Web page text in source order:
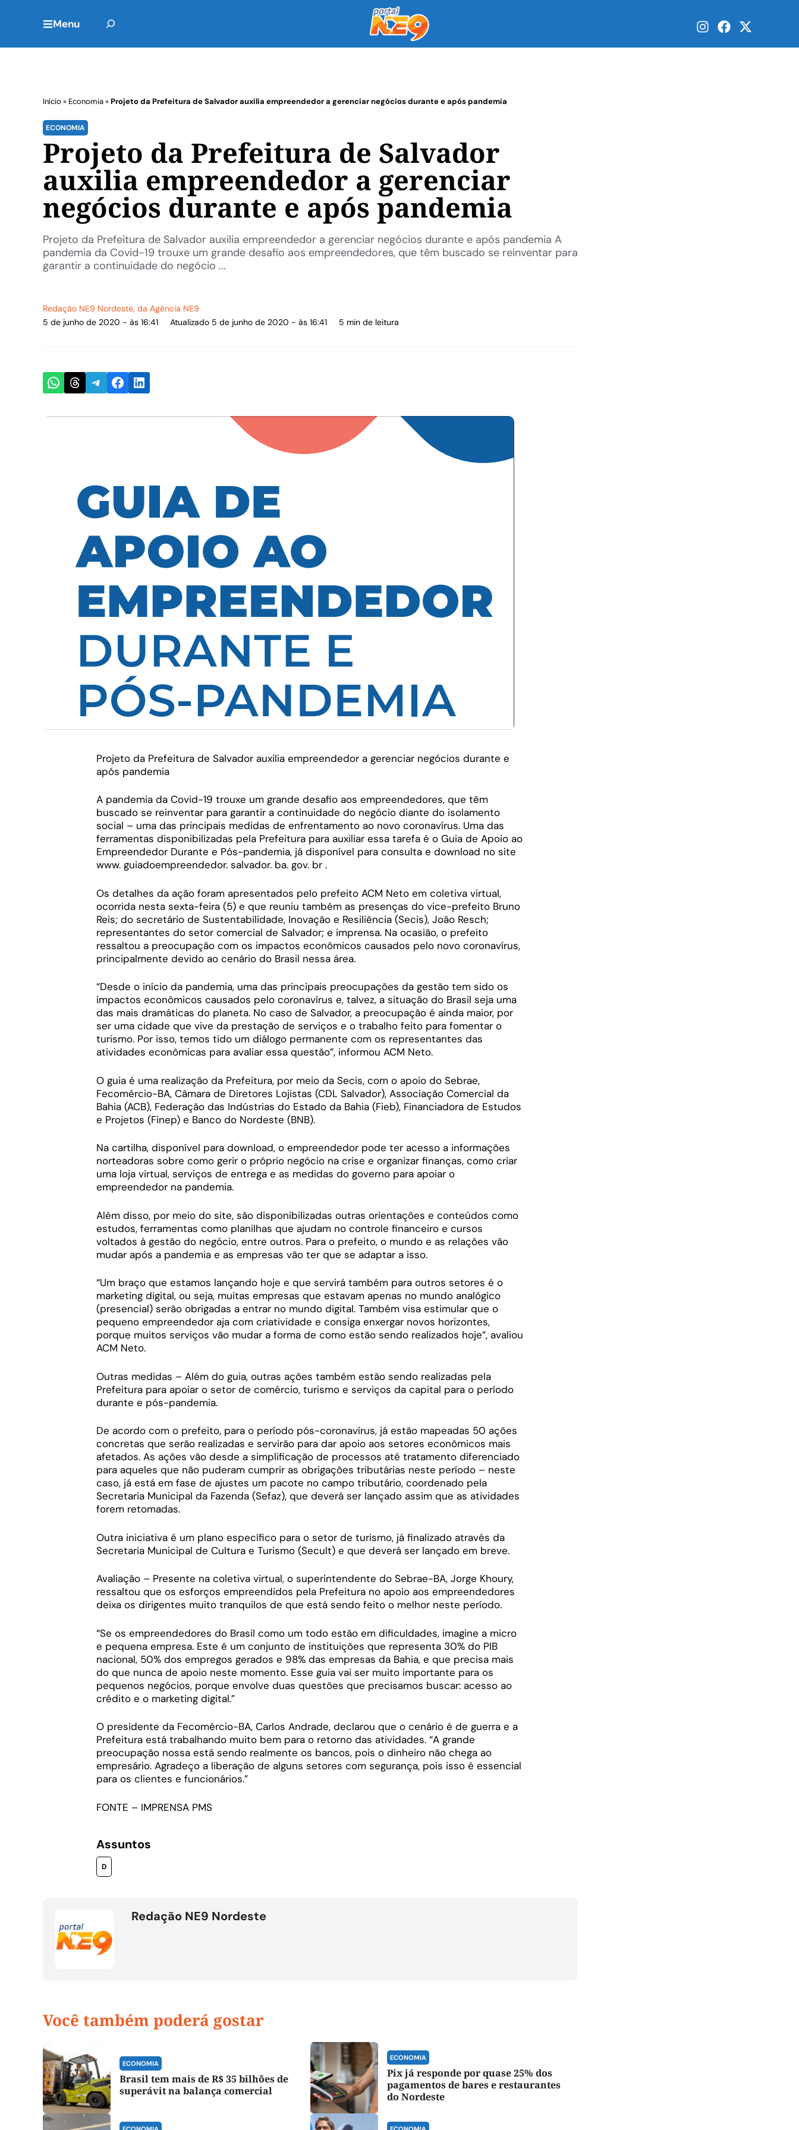
Menu
Início » Economia»Projeto da Prefeitura de Salvador auxilia empreendedor a gerenciar negócios durante e após pandemia
ECONOMIA
Projeto da Prefeitura de Salvador
auxilia empreendedor a gerenciar
negócios durante e após pandemia
Projeto da Prefeitura de Salvador auxilia empreendedor a gerenciar negócios durante e após pandemia A
pandemia da Covid-19 trouxe um grande desafio aos empreendedores, que têm buscado se reinventar para
garantir a continuidade do negócio ...
Redação NE9 Nordeste, da Agência NE9
5 de junho de 2020 - às 16:41
Atualizado 5 de junho de 2020 - às 16:41 5 min de leitura
Share on WhatsApp
Share on Threads
Share on Telegram
Share on Facebook
Share on LinkedIn
Projeto da Prefeitura de Salvador auxilia empreendedor a gerenciar negócios durante e
após pandemia
A pandemia da Covid-19 trouxe um grande desafio aos empreendedores, que têm
buscado se reinventar para garantir a continuidade do negócio diante do isolamento
social – uma das principais medidas de enfrentamento ao novo coronavírus. Uma das
ferramentas disponibilizadas pela Prefeitura para auxiliar essa tarefa é o Guia de Apoio ao
Empreendedor Durante e Pós-pandemia, já disponível para consulta e download no site
www. guiadoempreendedor. salvador. ba. gov. br .
Os detalhes da ação foram apresentados pelo prefeito ACM Neto em coletiva virtual,
ocorrida nesta sexta-feira (5) e que reuniu também as presenças do vice-prefeito Bruno
Reis; do secretário de Sustentabilidade, Inovação e Resiliência (Secis), João Resch;
representantes do setor comercial de Salvador; e imprensa. Na ocasião, o prefeito
ressaltou a preocupação com os impactos econômicos causados pelo novo coronavírus,
principalmente devido ao cenário do Brasil nessa área.
“Desde o início da pandemia, uma das principais preocupações da gestão tem sido os
impactos econômicos causados pelo coronavírus e, talvez, a situação do Brasil seja uma
das mais dramáticas do planeta. No caso de Salvador, a preocupação é ainda maior, por
ser uma cidade que vive da prestação de serviços e o trabalho feito para fomentar o
turismo. Por isso, temos tido um diálogo permanente com os representantes das
atividades econômicas para avaliar essa questão”, informou ACM Neto.
O guia é uma realização da Prefeitura, por meio da Secis, com o apoio do Sebrae,
Fecomércio-BA, Câmara de Diretores Lojistas (CDL Salvador), Associação Comercial da
Bahia (ACB), Federação das Indústrias do Estado da Bahia (Fieb), Financiadora de Estudos
e Projetos (Finep) e Banco do Nordeste (BNB).
Na cartilha, disponível para download, o empreendedor pode ter acesso a informações
norteadoras sobre como gerir o próprio negócio na crise e organizar finanças, como criar
uma loja virtual, serviços de entrega e as medidas do governo para apoiar o
empreendedor na pandemia.
Além disso, por meio do site, são disponibilizadas outras orientações e conteúdos como
estudos, ferramentas como planilhas que ajudam no controle financeiro e cursos
voltados à gestão do negócio, entre outros. Para o prefeito, o mundo e as relações vão
mudar após a pandemia e as empresas vão ter que se adaptar a isso.
“Um braço que estamos lançando hoje e que servirá também para outros setores é o
marketing digital, ou seja, muitas empresas que estavam apenas no mundo analógico
(presencial) serão obrigadas a entrar no mundo digital. Também visa estimular que o
pequeno empreendedor aja com criatividade e consiga enxergar novos horizontes,
porque muitos serviços vão mudar a forma de como estão sendo realizados hoje”, avaliou
ACM Neto.
Outras medidas – Além do guia, outras ações também estão sendo realizadas pela
Prefeitura para apoiar o setor de comércio, turismo e serviços da capital para o período
durante e pós-pandemia.
De acordo com o prefeito, para o período pós-coronavírus, já estão mapeadas 50 ações
concretas que serão realizadas e servirão para dar apoio aos setores econômicos mais
afetados. As ações vão desde a simplificação de processos até tratamento diferenciado
para aqueles que não puderam cumprir as obrigações tributárias neste período – neste
caso, já está em fase de ajustes um pacote no campo tributário, coordenado pela
Secretaria Municipal da Fazenda (Sefaz), que deverá ser lançado assim que as atividades
forem retomadas.
Outra iniciativa é um plano específico para o setor de turismo, já finalizado através da
Secretaria Municipal de Cultura e Turismo (Secult) e que deverá ser lançado em breve.
Avaliação – Presente na coletiva virtual, o superintendente do Sebrae-BA, Jorge Khoury,
ressaltou que os esforços empreendidos pela Prefeitura no apoio aos empreendedores
deixa os dirigentes muito tranquilos de que está sendo feito o melhor neste período.
“Se os empreendedores do Brasil como um todo estão em dificuldades, imagine a micro
e pequena empresa. Este é um conjunto de instituições que representa 30% do PIB
nacional, 50% dos empregos gerados e 98% das empresas da Bahia, e que precisa mais
do que nunca de apoio neste momento. Esse guia vai ser muito importante para os
pequenos negócios, porque envolve duas questões que precisamos buscar: acesso ao
crédito e o marketing digital.”
O presidente da Fecomércio-BA, Carlos Andrade, declarou que o cenário é de guerra e a
Prefeitura está trabalhando muito bem para o retorno das atividades. “A grande
preocupação nossa está sendo realmente os bancos, pois o dinheiro não chega ao
empresário. Agradeço a liberação de alguns setores com segurança, pois isso é essencial
para os clientes e funcionários.”
FONTE – IMPRENSA PMS
Assuntos
D
Redação NE9 Nordeste
Você também poderá gostar
ECONOMIA
Brasil tem mais de R$ 35 bilhões de
superávit na balança comercial
ECONOMIA
Pix já responde por quase 25% dos
pagamentos de bares e restaurantes
do Nordeste